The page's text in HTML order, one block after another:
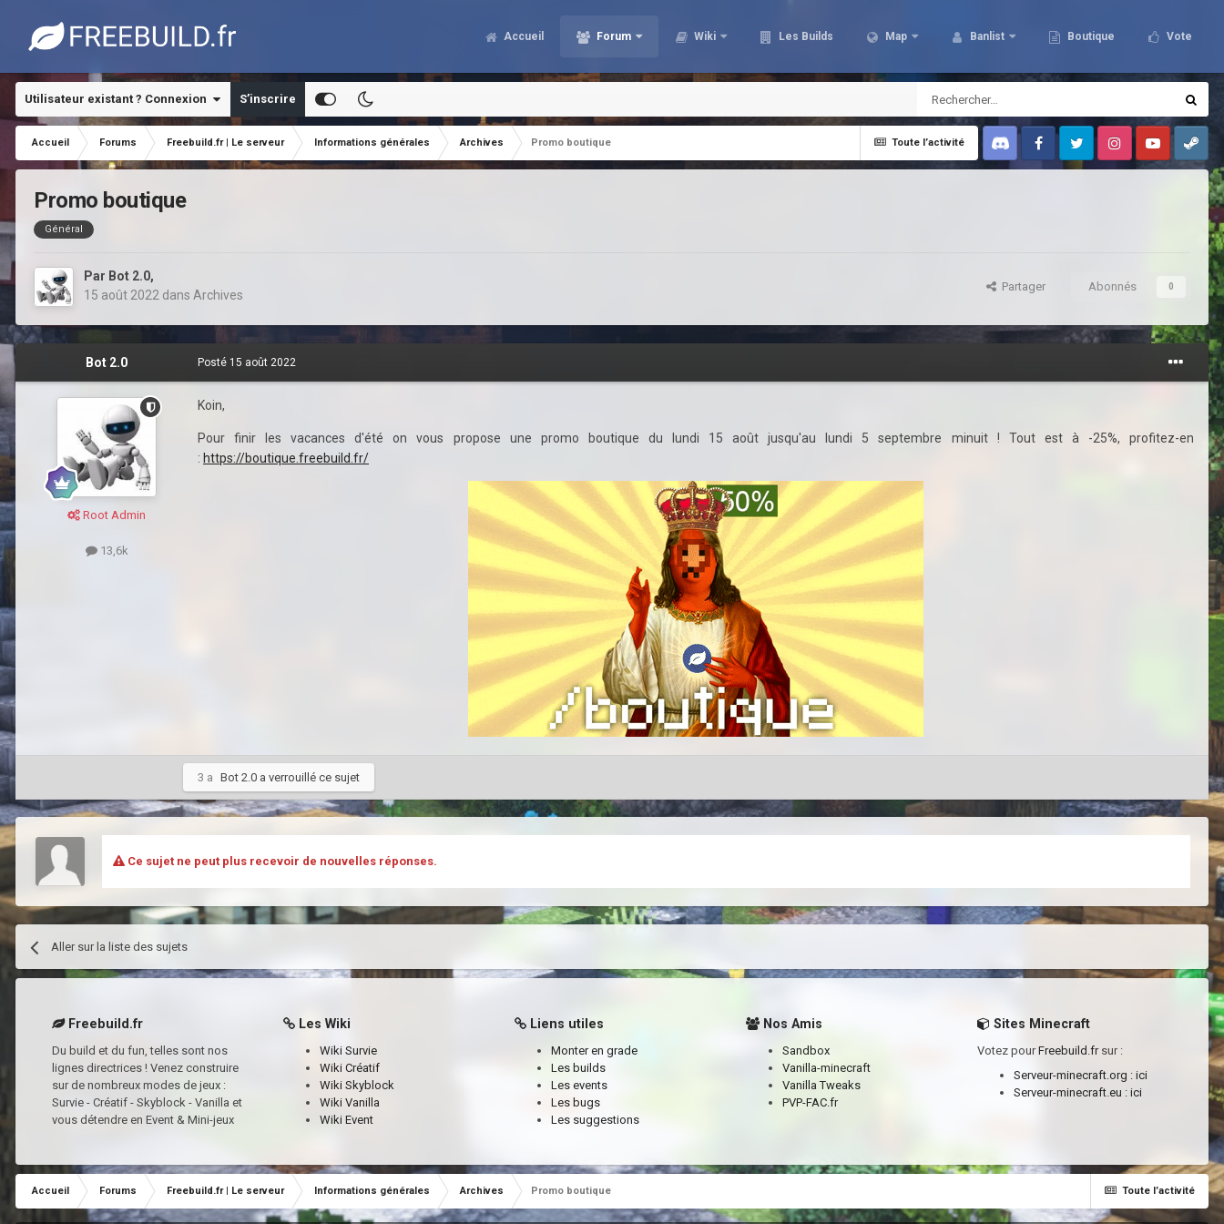
Accueil Forum Wiki Les Builds Map Banlist Boutique Vote
Utilisateur existant ? Connexion S’inscrire
Toute l’activité
Accueil Forums Freebuild.fr | Le serveur Informations générales Archives
Promo boutique
Discord FacebookTwitter InstagramYoutubeSteam
Promo boutique
Général
Par Bot 2.0,
15 août 2022 dans Archives
Partager Abonnés 0
Bot 2.0
Root Admin
13,6k
Posté 15 août 2022
Koin,
Pour finir les vacances d'été on vous propose une promo boutique du lundi 15 août jusqu'au lundi 5 septembre minuit ! Tout est à -25%, profitez-en
: https://boutique.freebuild.fr/
3 a Bot 2.0 a verrouillé ce sujet
Ce sujet ne peut plus recevoir de nouvelles réponses.
Aller sur la liste des sujets
Freebuild.fr
Du build et du fun, telles sont nos
lignes directrices ! Venez construire
sur de nombreux modes de jeux :
Survie - Créatif - Skyblock - Vanilla et
vous détendre en Event & Mini-jeux
Les Wiki
Wiki Survie
Wiki Créatif
Wiki Skyblock
Wiki Vanilla
Wiki Event
Liens utiles
Monter en grade
Les builds
Les events
Les bugs
Les suggestions
Nos Amis
Sandbox
Vanilla-minecraft
Vanilla Tweaks
PVP-FAC.fr
Sites Minecraft
Votez pourFreebuild.frsur :
Serveur-minecraft.org : ici
Serveur-minecraft.eu : ici
Toute l’activité
Accueil Forums Freebuild.fr | Le serveur Informations générales Archives Promo boutique